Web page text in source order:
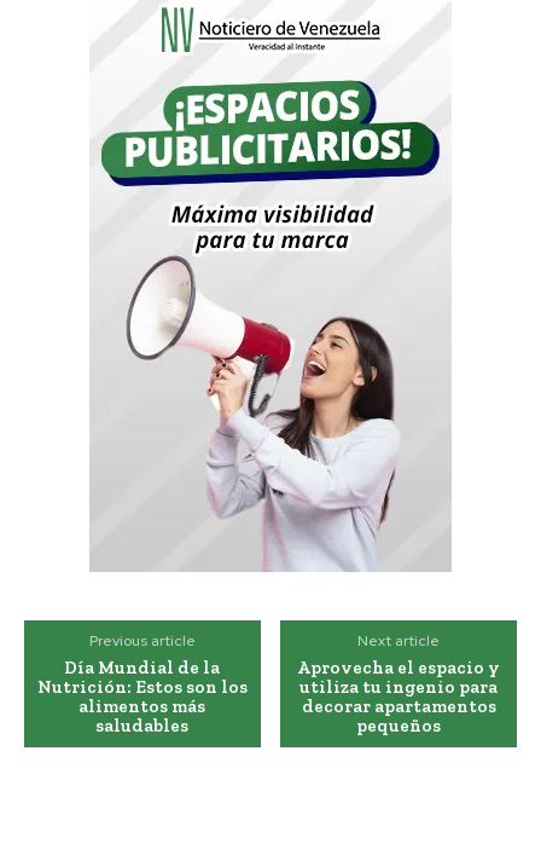
Previous article
Día Mundial de la
Nutrición: Estos son los
alimentos más
saludables
Next article
Aprovecha el espacio y
utiliza tu ingenio para
decorar apartamentos
pequeños